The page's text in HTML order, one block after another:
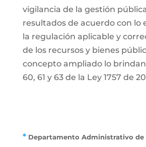
vigilancia de la gestión
resultados de acuerdo con lo
la regulación aplicable y
de los recursos y bienes
concepto ampliado lo
60, 61 y 63 de la Ley 1757 de
*Departamento Administrativo de